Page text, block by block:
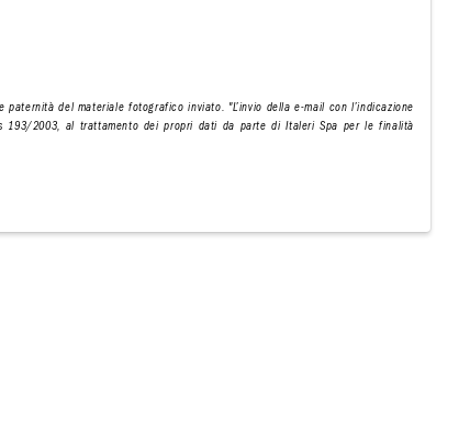
del materiale fotografico inviato. "L’invio della e-mail con l’indicazione
193/2003, al trattamento dei propri dati da parte di Italeri Spa per le finalità